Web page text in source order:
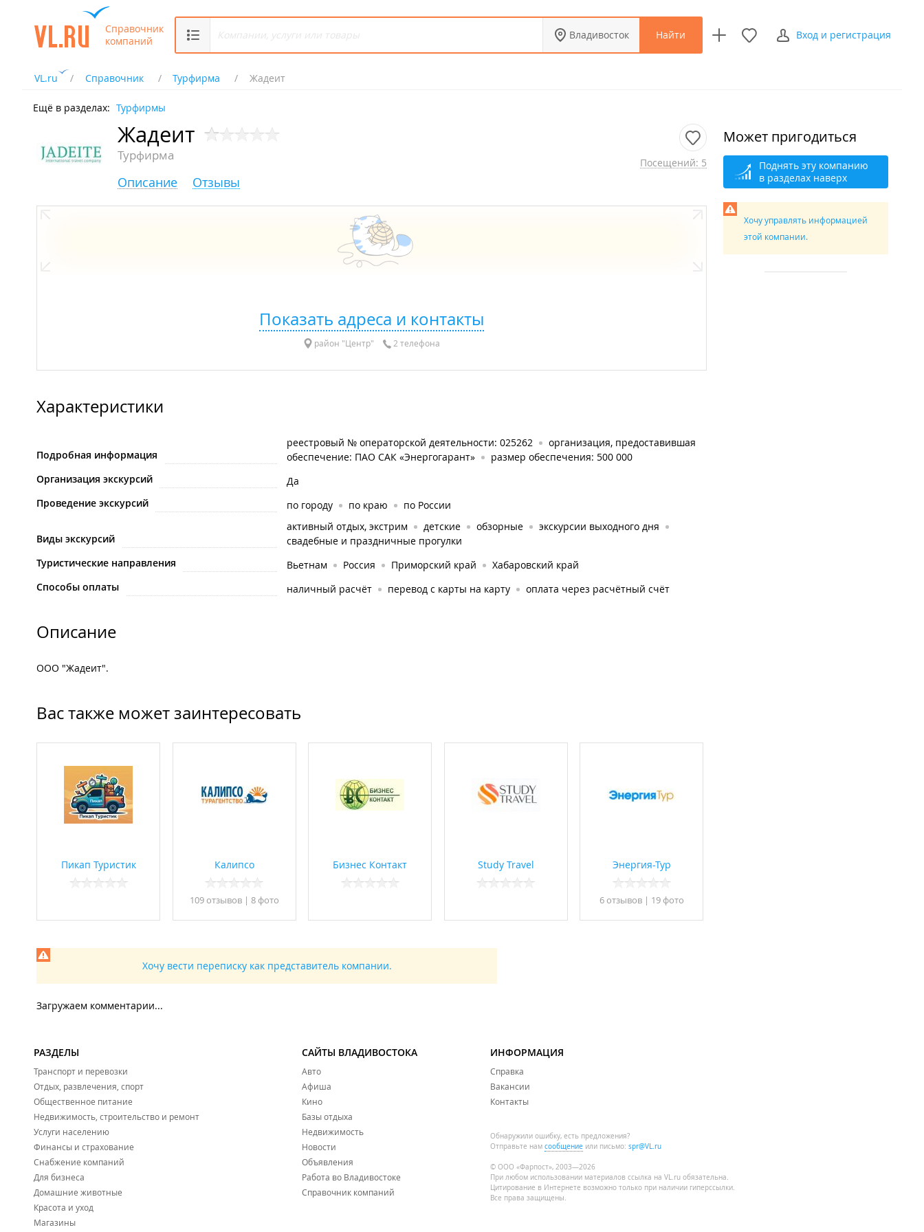
Справочник
компаний
Владивосток Найти Вход и регистрация
VL.ru Справочник Турфирма Жадеит
Ещё в разделах: Турфирмы
Жадеит
Турфирма Посещений: 5
Описание Отзывы
Показать адреса и контакты
район "Центр" 2 телефона
Характеристики
Подробная информация
реестровый № операторской деятельности: 025262
организация, предоставившая
обеспечение: ПАО САК «Энергогарант»
размер обеспечения: 500 000
Организация экскурсий
Да
Проведение экскурсий
по городу по краю по России
Виды экскурсий
активный отдых, экстрим детские обзорные
экскурсии выходного дня
свадебные и праздничные прогулки
Туристические направления
Вьетнам Россия Приморский край
Хабаровский край
Способы оплаты
наличный расчёт перевод с карты на карту оплата через расчётный счёт
Описание
ООО "Жадеит".
Вас также может заинтересовать
Пикап Туристик Калипсо
109 отзывов| 8 фото
Бизнес Контакт Study Travel Энергия-Тур
6 отзывов| 19 фото
Хочу вести переписку как представитель компании.
Загружаем комментарии...
Может пригодиться
Поднять эту компанию
в разделах наверх
Хочу управлять информацией
этой компании.
РАЗДЕЛЫ
Транспорт и перевозки
Отдых, развлечения, спорт
Общественное питание
Недвижимость, строительство и ремонт
Услуги населению
Финансы и страхование
Снабжение компаний
Для бизнеса
Домашние животные
Красота и уход
Магазины
САЙТЫ ВЛАДИВОСТОКА
Авто
Афиша
Кино
Базы отдыха
Недвижимость
Новости
Объявления
Работа во Владивостоке
Справочник компаний
ИНФОРМАЦИЯ
Справка
Вакансии
Контакты
Обнаружили ошибку, есть предложения?
Отправьте нам сообщение или письмо: spr@VL.ru
© ООО «Фарпост», 2003—2026
При любом использовании материалов ссылка на VL.ru обязательна.
Цитирование в Интернете возможно только при наличии гиперссылки.
Все права защищены.